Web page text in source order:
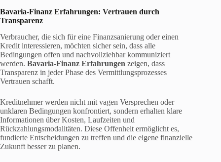
Bavaria-Finanz Erfahrungen: Vertrauen durch
Transparenz
Verbraucher, die sich für eine Finanzsanierung oder einen
Kredit interessieren, möchten sicher sein, dass alle
Bedingungen offen und nachvollziehbar kommuniziert
werden. Bavaria-Finanz Erfahrungen zeigen, dass
Transparenz in jeder Phase des Vermittlungsprozesses
Vertrauen schafft.
Kreditnehmer werden nicht mit vagen Versprechen oder
unklaren Bedingungen konfrontiert, sondern erhalten klare
Informationen über Kosten, Laufzeiten und
Rückzahlungsmodalitäten. Diese Offenheit ermöglicht es,
fundierte Entscheidungen zu treffen und die eigene finanzielle
Zukunft besser zu planen.